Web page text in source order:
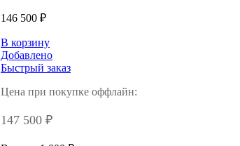
146 500 ₽
В корзину
Добавлено
Быстрый заказ
Цена при покупке оффлайн:
147 500 ₽